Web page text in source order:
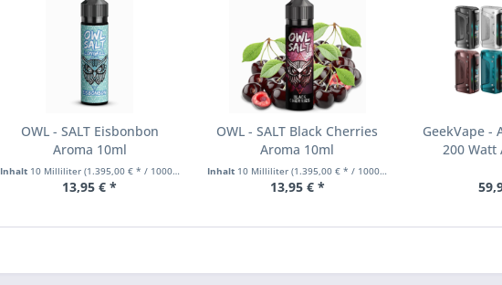
OWL - SALT Eisbonbon
Aroma 10ml
Inhalt 10 Milliliter (1.395,00 € * / 1000 Milliliter)
13,95 € *
OWL - SALT Black Cherries
Aroma 10ml
Inhalt 10 Milliliter(1.395,00 € * / 1000 Milliliter)
13,95 € *
GeekVape -
200 Watt